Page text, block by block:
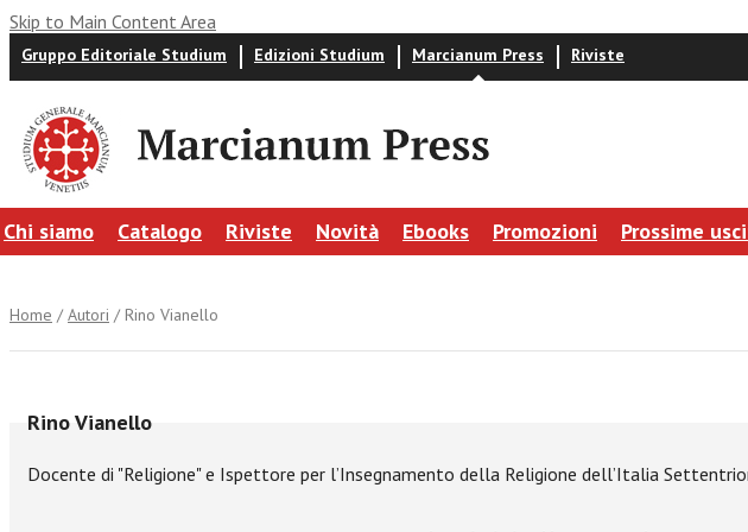
Skip to Main Content Area
Gruppo Editoriale Studium Edizioni Studium Marcianum Press Riviste
Chi siamo Catalogo Riviste Novità Ebooks Promozioni Prossime
Home /Autori / Rino Vianello
Rino Vianello
Docente di "Religione" e Ispettore per l’Insegnamento della Religione dell’Italia